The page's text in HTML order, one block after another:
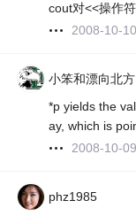
cout对<<操作
2008-10-10
小笨和漂向北方
*p yields the
ay, which is
2008-10-09
phz1985